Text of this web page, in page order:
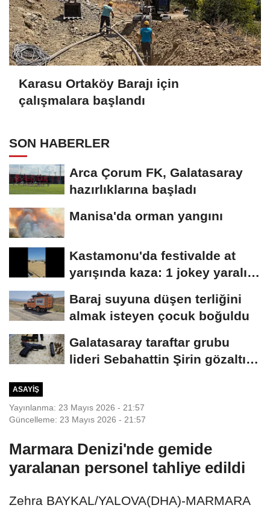
Karasu Ortaköy Barajı için
çalışmalara başlandı
SON HABERLER
Arca Çorum FK, Galatasaray
hazırlıklarına başladı
Manisa'da orman yangını
Kastamonu'da festivalde at
yarışında kaza: 1 jokey yaralı,
Baraj suyuna düşen terliğini
almak isteyen çocuk boğuldu
Galatasaray taraftar grubu
lideri Sebahattin Şirin gözaltına
ASAYIŞ
Yayınlanma: 23 Mayıs 2026 - 21:57
Güncelleme: 23 Mayıs 2026 - 21:57
Marmara Denizi'nde gemide
yaralanan personel tahliye edildi
Zehra BAYKAL/YALOVA(DHA)-MARMARA